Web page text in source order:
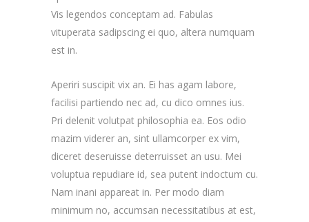
Vis legendos conceptam ad. Fabulas
vituperata sadipscing ei quo, altera numquam
est in.
Aperiri suscipit vix an. Ei has agam labore,
facilisi partiendo nec ad, cu dico omnes ius.
Pri delenit volutpat philosophia ea. Eos odio
mazim viderer an, sint ullamcorper ex vim,
diceret deseruisse deterruisset an usu. Mei
voluptua repudiare id, sea putent indoctum cu.
Nam inani appareat in. Per modo diam
minimum no, accumsan necessitatibus at est,